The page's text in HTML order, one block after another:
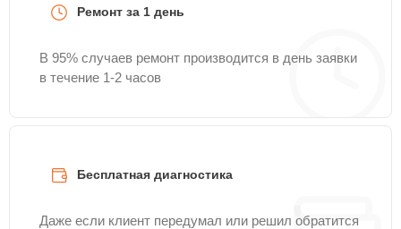
Ремонт за 1 день
В 95% случаев ремонт производится в день заявки
в течение 1-2 часов
Бесплатная диагностика
Даже если клиент передумал или решил обратится